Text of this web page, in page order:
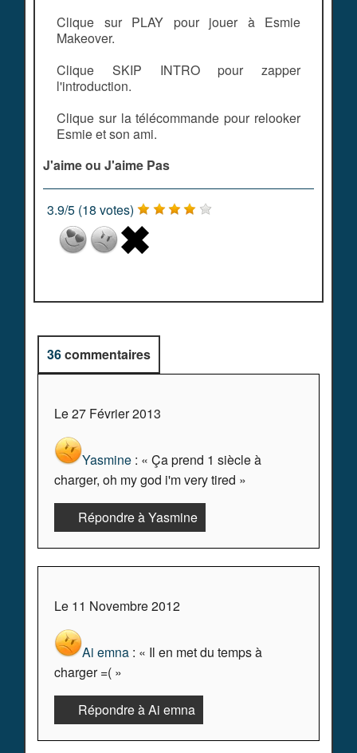
Clique sur PLAY pour jouer à Esmie
Makeover.
Clique SKIP INTRO pour zapper
l'introduction.
Clique sur la télécommande pour relooker
Esmie et son ami.
J'aime ou J'aime Pas
3.9/5 (18 votes)
36commentaires
Le 27 Février 2013
Yasmine : « Ça prend 1 siècle à
charger, oh my god i'm very tired »
Répondre à Yasmine
Le 11 Novembre 2012
Ai emna : « Il en met du temps à
charger =( »
Répondre à Ai emna